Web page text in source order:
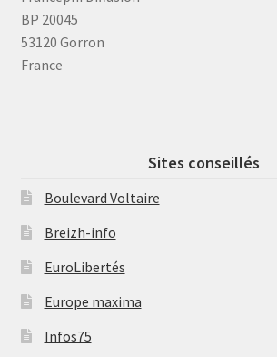
BP 20045
53120 Gorron
France
Sites conseillés
Boulevard Voltaire
Breizh-info
EuroLibertés
Europe maxima
Infos75